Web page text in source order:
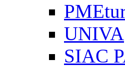
UNIVA
SIAC